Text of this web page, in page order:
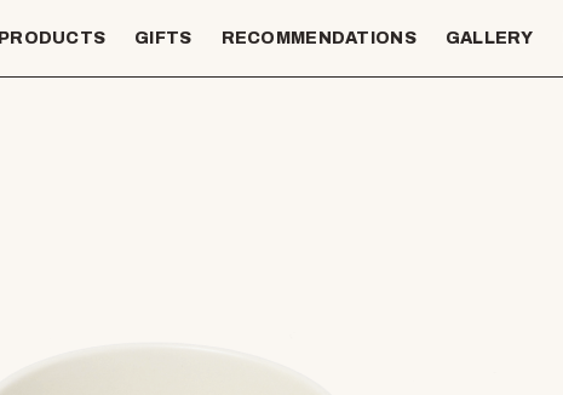
PRODUCTS GIFTS RECOMMENDATIONS GALLERY